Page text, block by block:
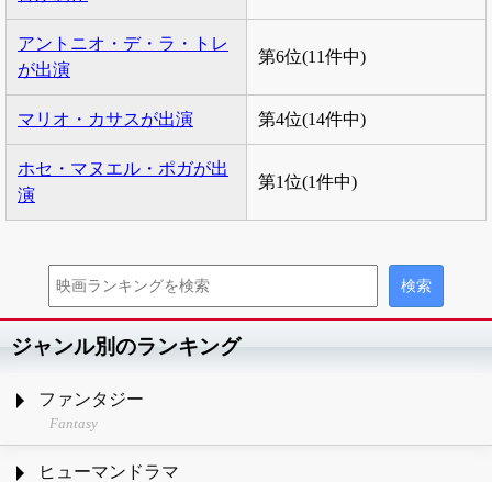
アントニオ・デ・ラ・トレ
が出演
第6位(11件中)
マリオ・カサスが出演 第4位(14件中)
ホセ・マヌエル・ポガが出
演
第1位(1件中)
ジャンル別のランキング
ファンタジー
Fantasy
ヒューマンドラマ